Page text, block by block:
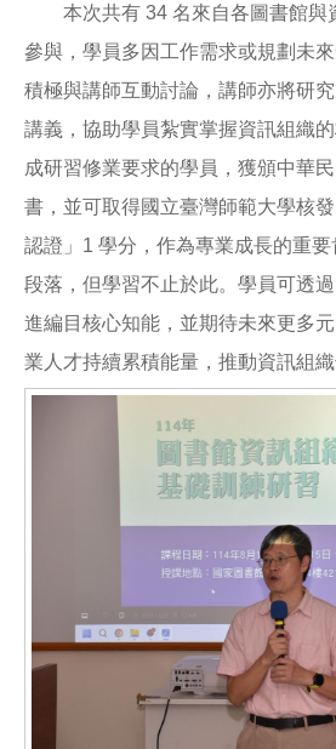
本次共有 34 名來自各圖書館與
參與，學員多因工作需求或規劃未
積極與講師互動討論，講師亦將研
講義，協助學員紮實掌握資訊組織
成研習修業要求的學員，獲頒中華
書，並可取得國立臺灣師範大學核
認證」1 學分，作為專業成長的重
段落，但學習不止於此。學員可透
進編目核心知能，並期待未來更多
業人才持續累積能量，推動資訊組織